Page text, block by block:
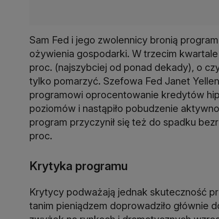
Sam Fed i jego zwolennicy bronią
ożywienia gospodarki. W trzecim
proc. (najszybciej od ponad dekady), o
tylko pomarzyć. Szefowa Fed Janet
programowi oprocentowanie kredytów
poziomów i nastąpiło pobudzenie
program przyczynił się też do spadku
proc.
Krytyka programu
Krytycy podważają jednak skuteczność
tanim pieniądzem doprowadziło głównie